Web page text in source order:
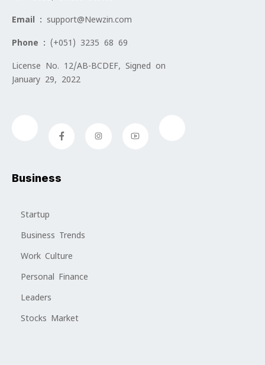
Email : support@Newzin.com
Phone : (+051) 3235 68 69
License No. 12/AB-BCDEF, Signed on
January 29, 2022
Business
Startup
Business Trends
Work Culture
Personal Finance
Leaders
Stocks Market